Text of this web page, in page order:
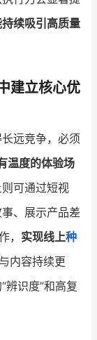
续吸引高质量
建立核心优
远竞争，必须
温度的体验场
可通过短视
、展示产品差
， 实现线上种
内容持续更
辨识度”和高复